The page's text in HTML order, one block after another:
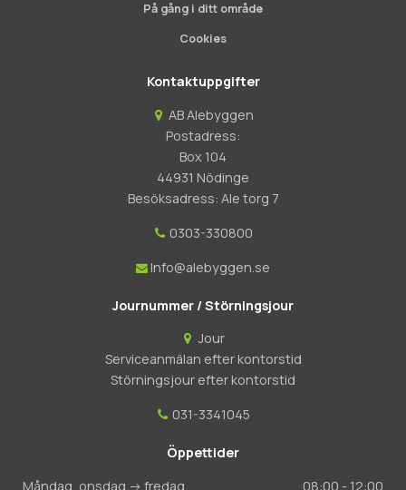
På gång i ditt område
Cookies
Kontaktuppgifter
AB Alebyggen
Postadress:
Box 104
44931 Nödinge
Besöksadress: Ale torg 7
0303-330800
Info@alebyggen.se
Journummer / Störningsjour
Jour
Serviceanmälan efter kontorstid
Störningsjour efter kontorstid
031-3341045
Öppettider
08:00 - 12:00
Måndag, onsdag -> fredag